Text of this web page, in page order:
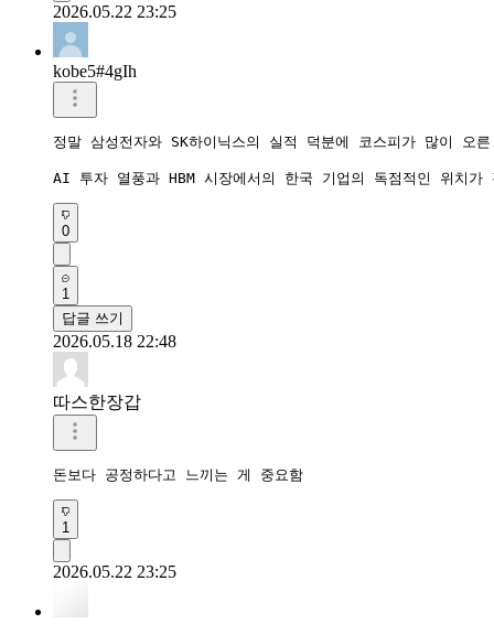
2026.05.22 23:25
kobe5#4gIh
정말 삼성전자와 SK하이닉스의 실적 덕분에 코스피가 많이 오
AI 투자 열풍과 HBM 시장에서의 한국 기업의 독점적인 위치
0
1
답글 쓰기
2026.05.18 22:48
따스한장갑
돈보다 공정하다고 느끼는 게 중요함
1
2026.05.22 23:25